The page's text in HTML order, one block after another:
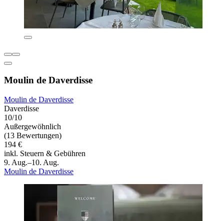
Moulin de Daverdisse
Moulin de Daverdisse
Daverdisse
10/10
Außergewöhnlich
(13 Bewertungen)
194 €
inkl. Steuern & Gebühren
9. Aug.–10. Aug.
Moulin de Daverdisse